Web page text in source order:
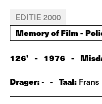
EDITIE 2000
Memory of Film -
126' - 1976 -
Drager:- - Taal: Frans